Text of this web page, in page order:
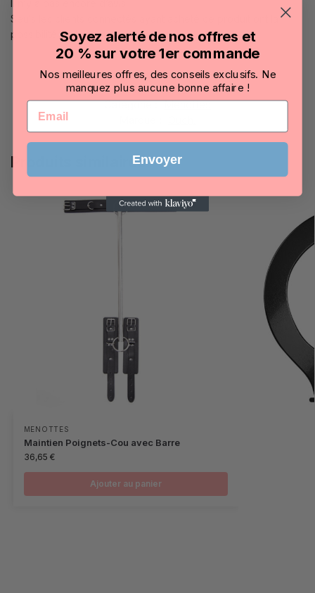
Seuls les clients connectés ayant acheté ce produit ont la
possibilité de laisser un avis.
UGS : 19615_0
Catégorie : Menottes
Produits similaires
MENOTTES
Maintien Poignets-Cou avec Barre
36,65 €
Ajouter au panier
Soyez alerté de nos offres et
20 % sur votre 1er commande
Nos meilleures offres, des conseils exclusifs. Ne
manquez plus aucune bonne affaire !
Email
Envoyer